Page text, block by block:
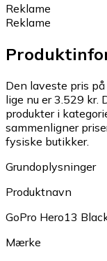
Reklame
Reklame
Den laveste pris
lige nu er 3.529 kr.
produkter i
sammenligner
fysiske butikker.
Grundoplysninger
Produktnavn
GoPro Hero13
Mærke